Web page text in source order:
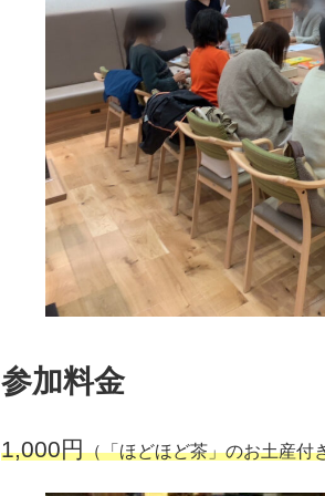
参加料金
1,000円（「ほどほど茶」のお土産付